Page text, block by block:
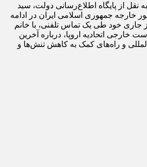
نقل از پایگاه اطلاع‌رسانی دولت، سید
خارجه جمهوری اسلامی ایران در ادامه
جاری خود طی یک تماس تلفنی، با خانم
خارجی اتحادیه اروپا، درباره آخرین
و راه‌های کمک به کاهش تنش‌ها و